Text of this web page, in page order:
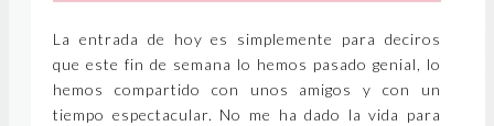
La entrada de hoy es simplemente para deciros
que este fin de semana lo hemos pasado genial, lo
hemos compartido con unos amigos y con un
tiempo espectacular. No me ha dado la vida para